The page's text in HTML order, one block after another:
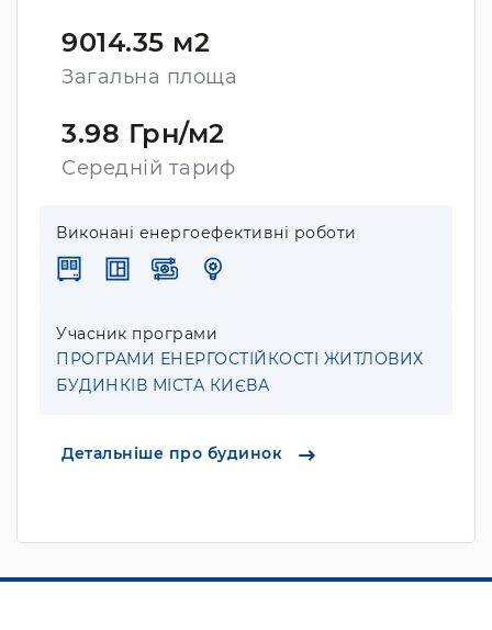
9014.35 м2
Загальна площа
3.98 Грн/м2
Середній тариф
Виконані енергоефективні роботи
Учасник програми
ПРОГРАМИ ЕНЕРГОСТІЙКОСТІ ЖИТЛОВИХ
БУДИНКІВ МІСТА КИЄВА
Детальніше про будинок